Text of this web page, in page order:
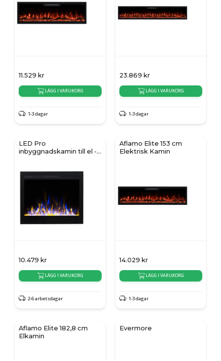
11.529 kr
LÄGG I VARUKORG
1-3 dagar
23.869 kr
LÄGG I VARUKORG
1-3 dagar
LED Pro
inbyggnadskamin till el -
10.479 kr
LÄGG I VARUKORG
2-6 arbetsdagar
Aflamo Elite 153 cm
Elektrisk Kamin
14.029 kr
LÄGG I VARUKORG
1-3 dagar
Aflamo Elite 182,8 cm
Elkamin
Evermore